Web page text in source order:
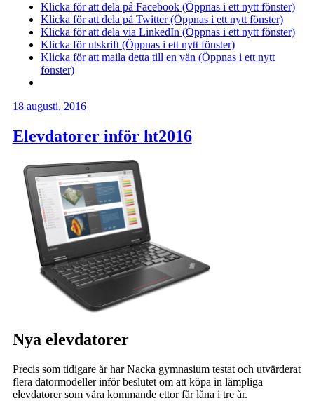
Klicka för att dela på Facebook (Öppnas i ett nytt fönster)
Klicka för att dela på Twitter (Öppnas i ett nytt fönster)
Klicka för att dela via LinkedIn (Öppnas i ett nytt fönster)
Klicka för utskrift (Öppnas i ett nytt fönster)
Klicka för att maila detta till en vän (Öppnas i ett nytt
fönster)
18 augusti, 2016
Elevdatorer inför ht2016
Nya elevdatorer
Precis som tidigare år har Nacka gymnasium testat och utvärderat
flera datormodeller inför beslutet om att köpa in lämpliga
elevdatorer som våra kommande ettor får låna i tre år.